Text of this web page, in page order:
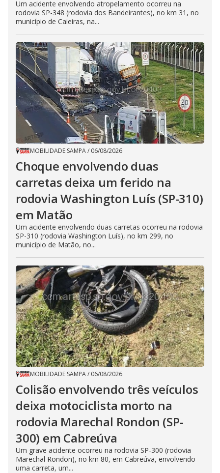
Um acidente envolvendo atropelamento ocorreu na
rodovia SP-348 (rodovia dos Bandeirantes), no km 31, no
município de Caieiras, na...
MOBILIDADE SAMPA/ 06/08/2026
Choque envolvendo duas
carretas deixa um ferido na
rodovia Washington Luís (SP-310)
em Matão
Um acidente envolvendo duas carretas ocorreu na rodovia
SP-310 (rodovia Washington Luís), no km 299, no
município de Matão, no...
MOBILIDADE SAMPA/ 06/08/2026
Colisão envolvendo três veículos
deixa motociclista morto na
rodovia Marechal Rondon (SP-
300) em Cabreúva
Um grave acidente ocorreu na rodovia SP-300 (rodovia
Marechal Rondon), no km 80, em Cabreúva, envolvendo
uma carreta, um...